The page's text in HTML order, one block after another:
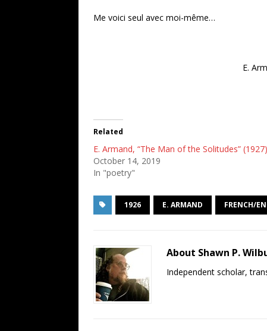
Me voici seul avec moi-même…
E.
Related
E. Armand, “The Man of the Solitudes” (1927)
October 14, 2019
In "poetry"
1926 E. ARMAND FRENCH/
About Shawn P.
Independent scholar,